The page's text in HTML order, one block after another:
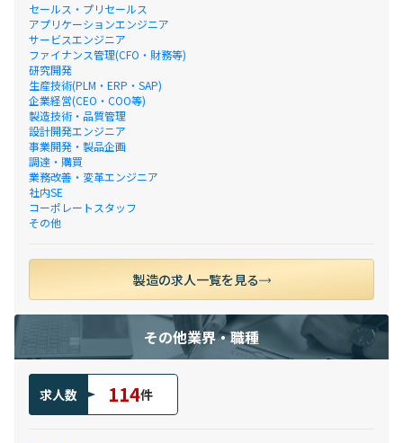
セールス・プリセールス
アプリケーションエンジニア
サービスエンジニア
ファイナンス管理(CFO・財務等)
研究開発
生産技術(PLM・ERP・SAP)
企業経営(CEO・COO等)
製造技術・品質管理
設計開発エンジニア
事業開発・製品企画
調達・購買
業務改善・変革エンジニア
社内SE
コーポレートスタッフ
その他
製造の求人一覧を見る
その他業界・職種
求人数 114件